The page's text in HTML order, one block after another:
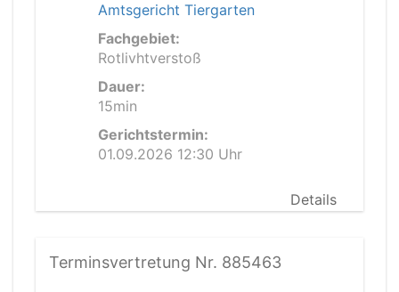
Amtsgericht Tiergarten
Fachgebiet:
Rotlivhtverstoß
Dauer:
15min
Gerichtstermin:
01.09.2026 12:30 Uhr
Details
Terminsvertretung Nr. 885463